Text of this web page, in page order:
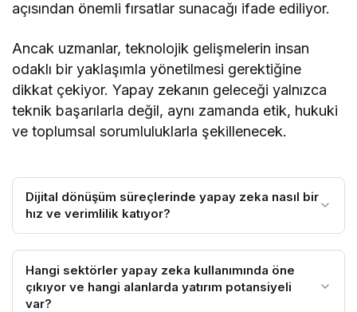
açısından önemli fırsatlar sunacağı ifade ediliyor.
Ancak uzmanlar, teknolojik gelişmelerin insan
odaklı bir yaklaşımla yönetilmesi gerektiğine
dikkat çekiyor. Yapay zekanın geleceği yalnızca
teknik başarılarla değil, aynı zamanda etik, hukuki
ve toplumsal sorumluluklarla şekillenecek.
Dijital dönüşüm süreçlerinde yapay zeka nasıl bir
hız ve verimlilik katıyor?
Hangi sektörler yapay zeka kullanımında öne
çıkıyor ve hangi alanlarda yatırım potansiyeli
var?